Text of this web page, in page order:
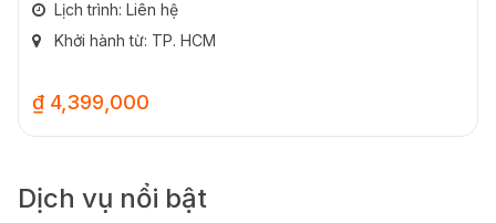
Lịch trình: Liên hệ
Khởi hành từ: TP. HCM
₫ 4,399,000
Dịch vụ nổi bật